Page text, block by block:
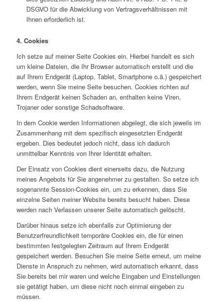
DSGVO für die Abwicklung von Vertragsverhältnissen mit
Ihnen erforderlich ist.
4. Cookies
Ich setze auf meiner Seite Cookies ein. Hierbei handelt es sich
um kleine Dateien, die Ihr Browser automatisch erstellt und die
auf Ihrem Endgerät (Laptop, Tablet, Smartphone o.ä.) gespeichert
werden, wenn Sie meine Seite besuchen. Cookies richten auf
Ihrem Endgerät keinen Schaden an, enthalten keine Viren,
Trojaner oder sonstige Schadsoftware.
In dem Cookie werden Informationen abgelegt, die sich jeweils im
Zusammenhang mit dem spezifisch eingesetzten Endgerät
ergeben. Dies bedeutet jedoch nicht, dass ich dadurch
unmittelbar Kenntnis von Ihrer Identität erhalten.
Der Einsatz von Cookies dient einerseits dazu, die Nutzung
meines Angebots für Sie angenehmer zu gestalten. So setze ich
sogenannte Session-Cookies ein, um zu erkennen, dass Sie
einzelne Seiten meiner Website bereits besucht haben. Diese
werden nach Verlassen unserer Seite automatisch gelöscht.
Darüber hinaus setze ich ebenfalls zur Optimierung der
Benutzerfreundlichkeit temporäre Cookies ein, die für einen
bestimmten festgelegten Zeitraum auf Ihrem Endgerät
gespeichert werden. Besuchen Sie meine Seite erneut, um meine
Dienste in Anspruch zu nehmen, wird automatisch erkannt, dass
Sie bereits bei mir waren und welche Eingaben und Einstellungen
sie getätigt haben, um diese nicht noch einmal eingeben zu
müssen.